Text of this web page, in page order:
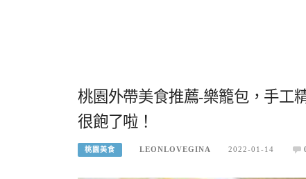
桃園外帶美食推薦-樂籠包，手工
很飽了啦！
桃園美食 LEONLOVEGINA 2022-01-14